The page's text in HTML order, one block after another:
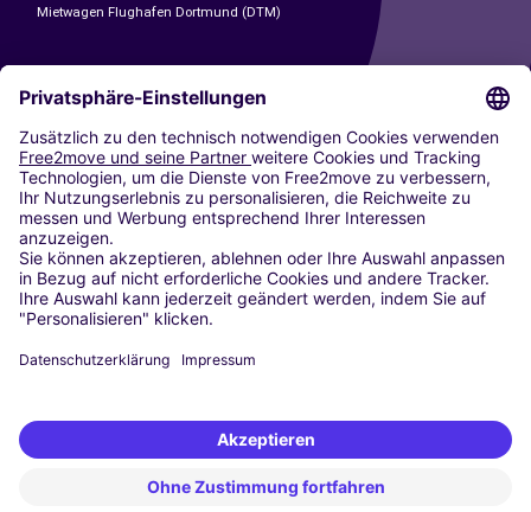
Mietwagen Flughafen Dortmund (DTM)
CARSHARING
UNSERE STÄDTE
Paris
Madrid
Washington DC
Mailand
Rom
Turin
Wien
Berlin
Düsseldorf